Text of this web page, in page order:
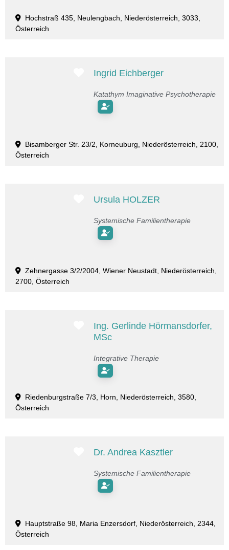
Hochstraß 435, Neulengbach, Niederösterreich, 3033,
Österreich
Favorit
Ingrid Eichberger
Katathym Imaginative Psychotherapie
Bisamberger Str. 23/2, Korneuburg, Niederösterreich, 2100,
Österreich
Favorit
Ursula HOLZER
Systemische Familientherapie
Zehnergasse 3/2/2004, Wiener Neustadt, Niederösterreich,
2700, Österreich
Favorit
Ing. Gerlinde Hörmansdorfer,
MSc
Integrative Therapie
Riedenburgstraße 7/3, Horn, Niederösterreich, 3580,
Österreich
Favorit
Dr. Andrea Kasztler
Systemische Familientherapie
Hauptstraße 98, Maria Enzersdorf, Niederösterreich, 2344,
Österreich